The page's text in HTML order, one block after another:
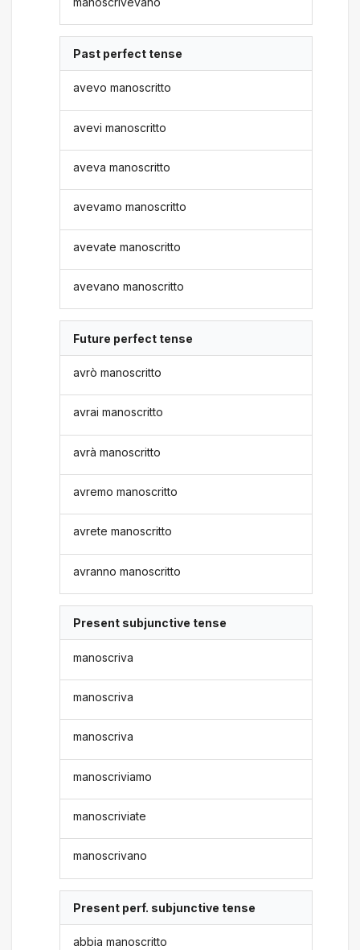
Past perfect tense
avevo manoscritto
avevi manoscritto
aveva manoscritto
avevamo manoscritto
avevate manoscritto
avevano manoscritto
Future perfect tense
avrò manoscritto
avrai manoscritto
avrà manoscritto
avremo manoscritto
avrete manoscritto
avranno manoscritto
Present subjunctive tense
manoscriva
manoscriva
manoscriva
manoscriviamo
manoscriviate
manoscrivano
Present perf. subjunctive tense
abbia manoscritto